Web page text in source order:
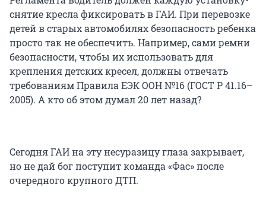
снятие кресла фиксировать в ГАИ. При перевозке
детей в старых автомобилях безопасность ребенка
просто так не обеспечить. Например, сами ремни
безопасности, чтобы их использовать для
крепления детских кресел, должны отвечать
требованиям Правила ЕЭК ООН №16 (ГОСТ P 41.16–
2005). А кто об этом думал 20 лет назад?
Сегодня ГАИ на эту несуразицу глаза закрывает,
но не дай бог поступит команда «Фас» после
очередного крупного ДТП.